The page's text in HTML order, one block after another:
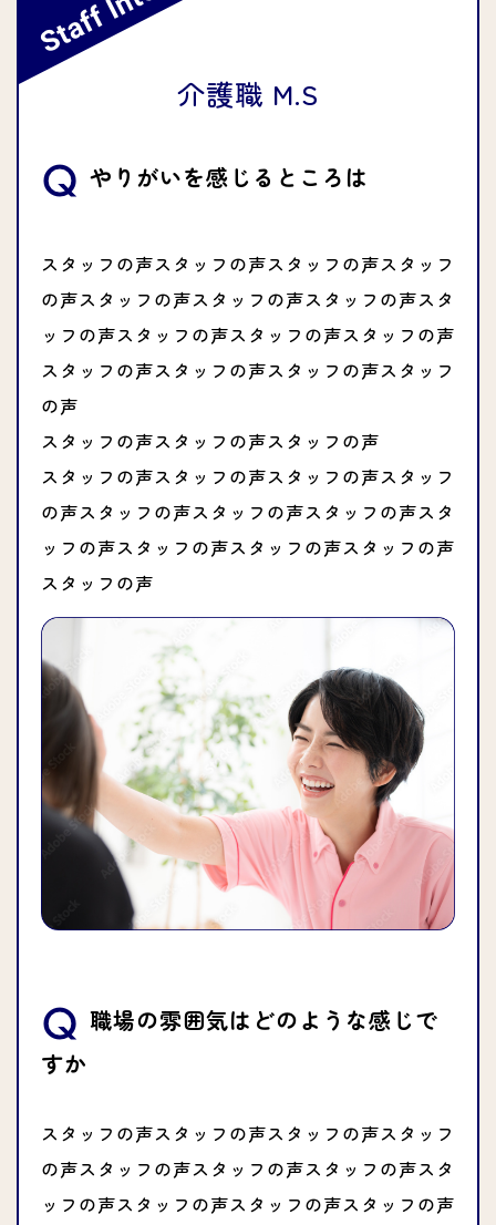
介護職 M.S
やりがいを感じるところは
スタッフの声スタッフの声スタッフの声スタッフ
の声スタッフの声スタッフの声スタッフの声スタ
ッフの声スタッフの声スタッフの声スタッフの声
スタッフの声スタッフの声スタッフの声スタッフ
の声
スタッフの声スタッフの声スタッフの声
スタッフの声スタッフの声スタッフの声スタッフ
の声スタッフの声スタッフの声スタッフの声スタ
ッフの声スタッフの声スタッフの声スタッフの声
スタッフの声
職場の雰囲気はどのような感じで
すか
スタッフの声スタッフの声スタッフの声スタッフ
の声スタッフの声スタッフの声スタッフの声スタ
ッフの声スタッフの声スタッフの声スタッフの声